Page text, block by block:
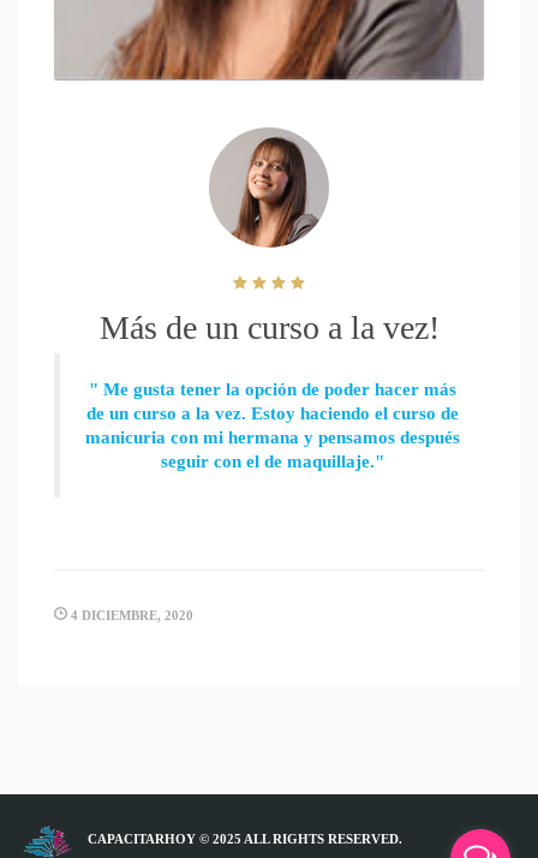
Más de un curso a la vez!
" Me gusta tener la opción de poder hacer más
de un curso a la vez. Estoy haciendo el curso de
manicuria con mi hermana y pensamos después
seguir con el de maquillaje."
4 DICIEMBRE, 2020
CAPACITARHOY © 2025 ALL RIGHTS RESERVED.